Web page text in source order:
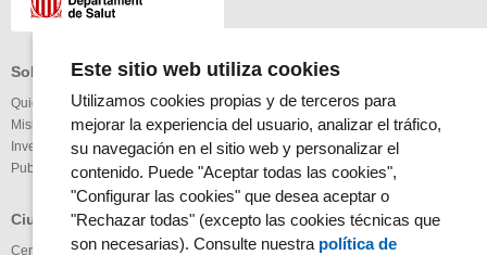
Sobre el Parque de Salud MAR
Quiénes somos
Misión y visión
Investigación
Publicaciones
Ciudadanos
Centros
Profesionales
Bolsa de trabajo
Oferta Pública
Perfil del Contratante
En red
RSS Noticias
RSS Agenda
Enlaces
Nota Legal
Mapa Web
Este sitio web utiliza cookies
Utilizamos cookies propias y de terceros para
mejorar la experiencia del usuario, analizar el tráfico,
su navegación en el sitio web y personalizar el
contenido. Puede "Aceptar todas las cookies",
"Configurar las cookies" que desea aceptar o
"Rechazar todas" (excepto las cookies técnicas que
son necesarias). Consulte nuestra política de